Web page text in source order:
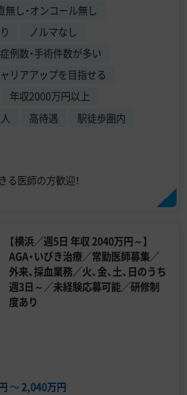
無し・オンコール無し
ノルマなし
症例数・手術件数が多い
リアアップを目指せる
年収2000万円以上
高待遇
駅徒歩圏内
る医師の方歓迎！
【横浜／週5日 年収 2040万円～】
AGA・いびき治療／常勤医師募集／
外来、採血業務／火、金、土、日のうち
週3日～／未経験応募可能／研修制
度あり
〜2,040万円